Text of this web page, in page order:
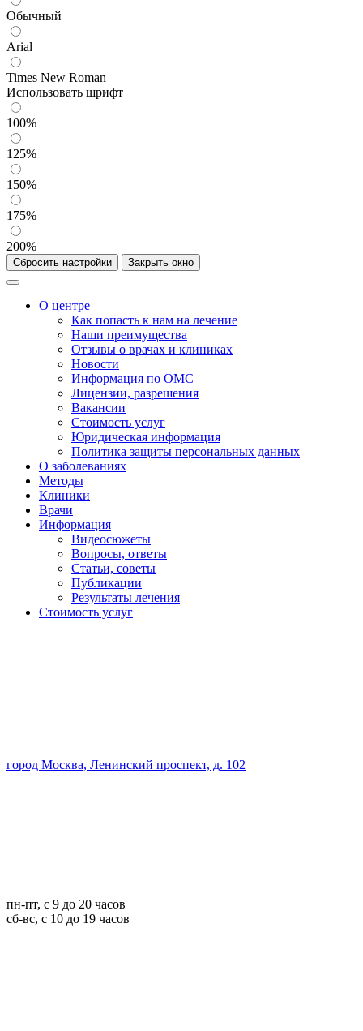
Обычный
Arial
Times New Roman
Использовать шрифт
100%
125%
150%
175%
200%
Сбросить настройки Закрыть окно
О центре
Как попасть к нам на лечение
Наши преимущества
Отзывы о врачах и клиниках
Новости
Информация по ОМС
Лицензии, разрешения
Вакансии
Стоимость услуг
Юридическая информация
Политика защиты персональных данных
О заболеваниях
Методы
Клиники
Врачи
Информация
Видеосюжеты
Вопросы, ответы
Статьи, советы
Публикации
Результаты лечения
Стоимость услуг
город Москва, Ленинский проспект, д. 102
пн-пт, с 9 до 20 часов
сб-вс, с 10 до 19 часов